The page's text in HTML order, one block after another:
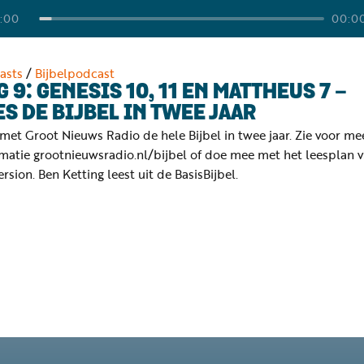
/ Bijbelpodcast
9: GENESIS 10, 11 EN MATTHEUS 7 -
DE BIJBEL IN TWEE JAAR
Groot Nieuws Radio de hele Bijbel in twee jaar. Zie voor
grootnieuwsradio.nl/bijbel of doe mee met het leesplan
Ben Ketting leest uit de BasisBijbel.